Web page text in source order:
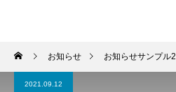
お知らせ お知らせサンプル2
2021.09.12